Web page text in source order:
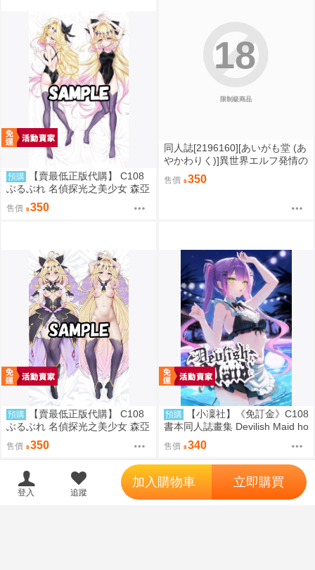
預購
【賣最低正版代購】 C108
ぶるぶれ 名偵探光之美少女 森亞
露露卡 競泳水着 抱枕套 由夜 08
27
售價 350
限制級商品
18
同人誌[2196160][あいがも堂 (あ
やかわりく)]異世界エルフ発情の
魔眼6～姫の夢魔●●編～ (原創)
售價 350
預購
【賣最低正版代購】 C108
ぶるぶれ 名偵探光之美少女 森亞
露露卡 抱枕套 アランK 0827
售價 350
預購
【小凜社】《免訂金》C108
書本同人誌畫集 Devilish Maid ho
lolive 常闇永遠
售價 340
登入 追蹤
加入購物車 立即購買